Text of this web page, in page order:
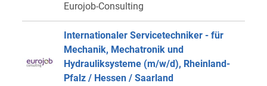
Eurojob-Consulting
Internationaler Servicetechniker - für
Mechanik, Mechatronik und
Hydrauliksysteme (m/w/d), Rheinland-
Pfalz / Hessen / Saarland